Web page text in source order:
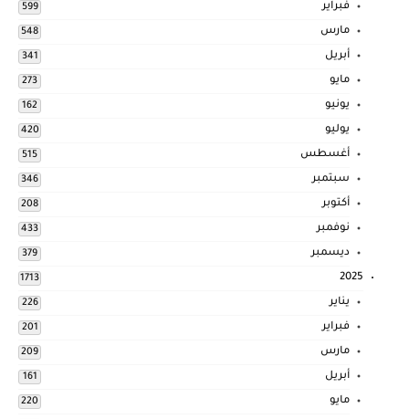
فبراير 599
مارس 548
أبريل 341
مايو 273
يونيو 162
يوليو 420
أغسطس 515
سبتمبر 346
أكتوبر 208
نوفمبر 433
ديسمبر 379
2025
1713
يناير 226
فبراير 201
مارس 209
أبريل 161
مايو 220